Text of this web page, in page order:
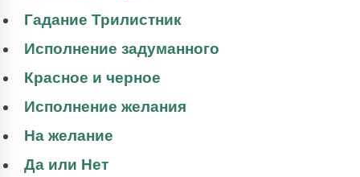
Гадание Трилистник
Исполнение задуманного
Красное и черное
Исполнение желания
На желание
Да или Нет